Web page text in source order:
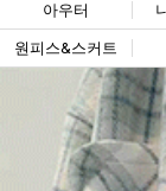
아우터
원피스&스커트